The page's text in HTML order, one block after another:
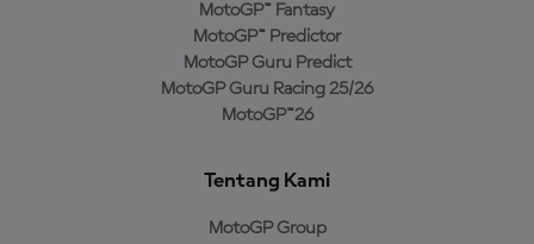
MotoGP™ Fantasy
MotoGP™ Predictor
MotoGP Guru Predict
MotoGP Guru Racing 25/26
MotoGP™26
Tentang Kami
MotoGP Group